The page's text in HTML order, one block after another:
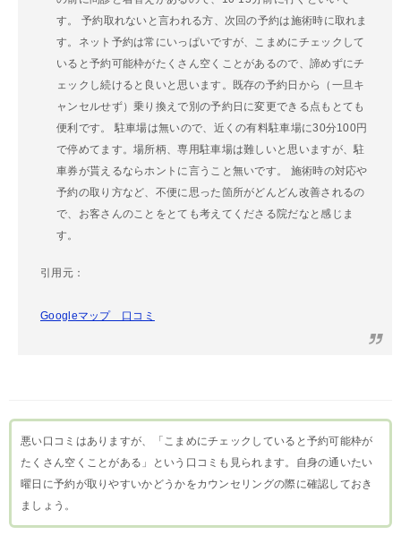
す。 予約取れないと言われる方、次回の予約は施術時に取れま
す。ネット予約は常にいっぱいですが、こまめにチェックして
いると予約可能枠がたくさん空くことがあるので、諦めずにチ
ェックし続けると良いと思います。既存の予約日から（一旦キ
ャンセルせず）乗り換えで別の予約日に変更できる点もとても
便利です。 駐車場は無いので、近くの有料駐車場に30分100円
で停めてます。場所柄、専用駐車場は難しいと思いますが、駐
車券が貰えるならホントに言うこと無いです。 施術時の対応や
予約の取り方など、不便に思った箇所がどんどん改善されるの
で、お客さんのことをとても考えてくださる院だなと感じま
す。
引用元：
Googleマップ 口コミ
悪い口コミはありますが、「こまめにチェックしていると予約可能枠が
たくさん空くことがある」という口コミも見られます。自身の通いたい
曜日に予約が取りやすいかどうかをカウンセリングの際に確認しておき
ましょう。